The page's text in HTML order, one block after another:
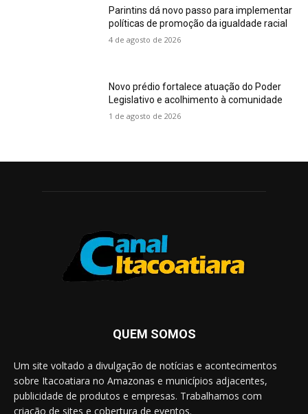
Parintins dá novo passo para implementar
políticas de promoção da igualdade racial
4 de agosto de 2026
Novo prédio fortalece atuação do Poder
Legislativo e acolhimento à comunidade
1 de agosto de 2026
QUEM SOMOS
Um site voltado a divulgação de notícias e acontecimentos
sobre Itacoatiara no Amazonas e municípios adjacentes,
publicidade de produtos e empresas. Trabalhamos com
criação de sites e cobertura de eventos.